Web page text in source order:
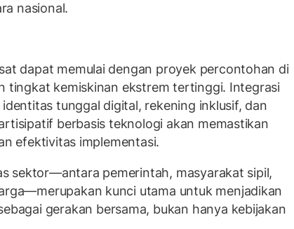
nasional.
dapat memulai dengan proyek percontohan di
tingkat kemiskinan ekstrem tertinggi. Integrasi
tunggal digital, rekening inklusif, dan
berbasis teknologi akan memastikan
efektivitas implementasi.
sektor—antara pemerintah, masyarakat sipil,
kunci utama untuk menjadikan
gerakan bersama, bukan hanya kebijakan